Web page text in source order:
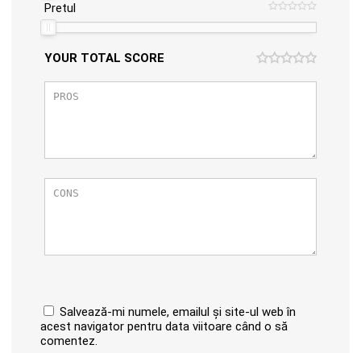
Pretul
YOUR TOTAL SCORE
Salvează-mi numele, emailul și site-ul web în
acest navigator pentru data viitoare când o să
comentez.